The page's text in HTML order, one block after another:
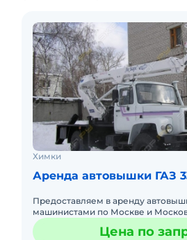
Химки
Аренда автовышки ГАЗ
Предоставляем в аренду
машинистами по Москве и
Любой вид аренды.
(почасовой, посменный) При
Цена по